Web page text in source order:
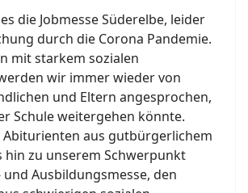
die Jobmesse Süderelbe, leider
durch die Corona Pandemie.
mit starkem sozialen
wir immer wieder von
und Eltern angesprochen,
Schule weitergehen könnte.
Abiturienten aus gutbürgerlichem
hin zu unserem Schwerpunkt
Ausbildungsmesse, den